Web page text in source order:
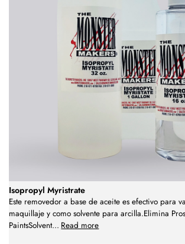
Isopropyl Myristrate
Este removedor a base de aceite es efectivo para
maquillaje y como solvente para arcilla.Elimina
PaintsSolvent... Read more